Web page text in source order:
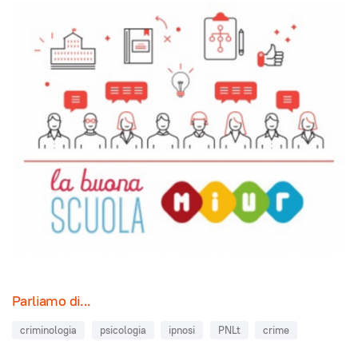
Parliamo di...
criminologia psicologia ipnosi PNLt
crime